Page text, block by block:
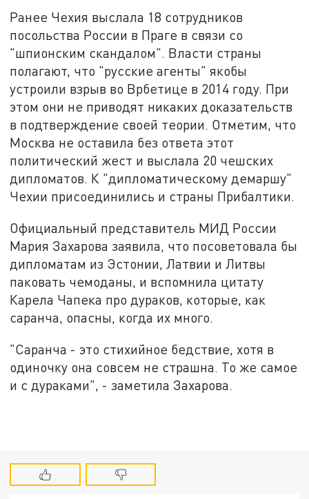
Ранее Чехия выслала 18 сотрудников
посольства России в Праге в связи со
"шпионским скандалом". Власти страны
полагают, что "русские агенты" якобы
устроили взрыв во Врбетице в 2014 году. При
этом они не приводят никаких доказательств
в подтверждение своей теории. Отметим, что
Москва не оставила без ответа этот
политический жест и выслала 20 чешских
дипломатов. К "дипломатическому демаршу"
Чехии присоединились и страны Прибалтики.
Официальный представитель МИД России
Мария Захарова заявила, что посоветовала бы
дипломатам из Эстонии, Латвии и Литвы
паковать чемоданы, и вспомнила цитату
Карела Чапека про дураков, которые, как
саранча, опасны, когда их много.
"Саранча - это стихийное бедствие, хотя в
одиночку она совсем не страшна. То же самое
и с дураками", - заметила Захарова.